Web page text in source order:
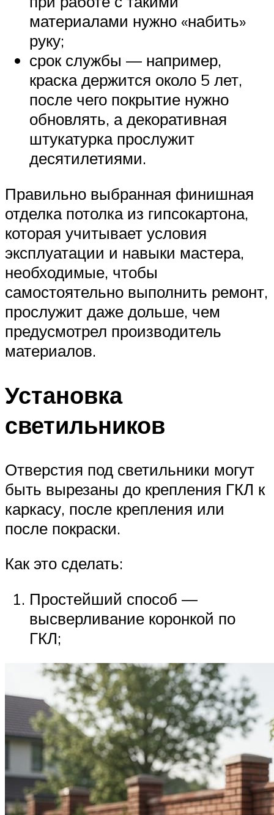
материалами нужно «набить»
руку;
срок службы — например,
краска держится около 5 лет,
после чего покрытие нужно
обновлять, а декоративная
штукатурка прослужит
десятилетиями.
Правильно выбранная финишная
отделка потолка из гипсокартона,
которая учитывает условия
эксплуатации и навыки мастера,
необходимые, чтобы
самостоятельно выполнить ремонт,
прослужит даже дольше, чем
предусмотрел производитель
материалов.
Установка
светильников
Отверстия под светильники могут
быть вырезаны до крепления ГКЛ к
каркасу, после крепления или
после покраски.
Как это сделать:
Простейший способ —
высверливание коронкой по
ГКЛ;